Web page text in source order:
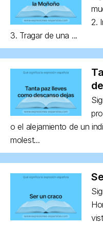
2.
3. Tragar de una ...
o el alejamiento de un
molest...